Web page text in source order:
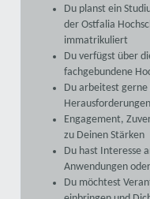
Du planst ein
der Ostfalia
immatrikuliert
Du verfügst über
fachgebundene
Du arbeitest
Engagement,
zu Deinen Stärken
Du hast Interesse
Anwendungen
Du möchtest